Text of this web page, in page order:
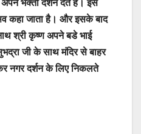
भक्तो दर्शन देते हैं। इस
कहा जाता है। और इसके बाद
श्री कृष्ण अपने बडे भाई
जी के साथ मंदिर से बाहर
नगर दर्शन के लिए निकलते